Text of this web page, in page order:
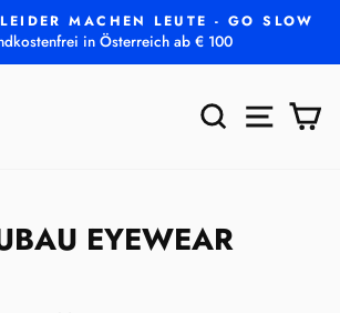
Pause
MACHEN LEUTE - GO SLOW
in Österreich ab € 100
SUCHE
EYEWEAR